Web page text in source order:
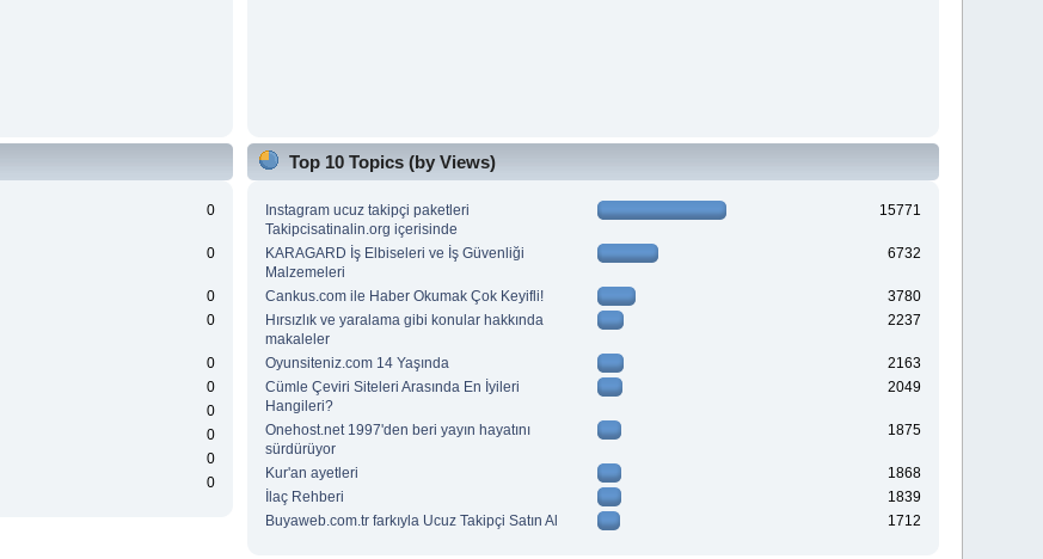
0
0
0
0
0
0
0
0
0
0
Top 10 Topics (by Views)
Instagram ucuz takipçi paketleri
Takipcisatinalin.org içerisinde
15771
KARAGARD İş Elbiseleri ve İş Güvenliği
Malzemeleri
6732
Cankus.com ile Haber Okumak Çok Keyifli!
3780
Hırsızlık ve yaralama gibi konular hakkında
makaleler
2237
Oyunsiteniz.com 14 Yaşında
2163
Cümle Çeviri Siteleri Arasında En İyileri
Hangileri?
2049
Onehost.net 1997'den beri yayın hayatını
sürdürüyor
1875
Kur'an ayetleri
1868
İlaç Rehberi
1839
Buyaweb.com.tr farkıyla Ucuz Takipçi Satın Al
1712